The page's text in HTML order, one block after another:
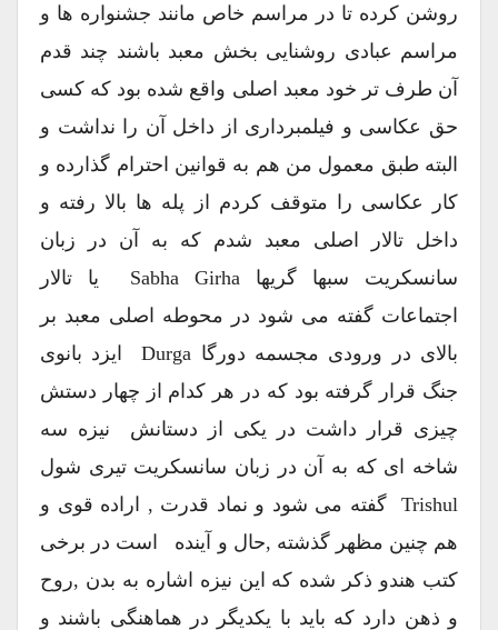
روشن کرده تا در مراسم خاص مانند جشنواره ها و
مراسم عبادی روشنایی بخش معبد باشند چند قدم
آن طرف تر خود معبد اصلی واقع شده بود که کسی
حق عکاسی و فیلمبرداری از داخل آن را نداشت و
البته طبق معمول من هم به قوانین احترام گذارده و
کار عکاسی را متوقف کردم از پله ها بالا رفته و
داخل تالار اصلی معبد شدم که به آن در زبان
سانسکریت سبها گریها Sabha Girha یا تالار
اجتماعات گفته می شود در محوطه اصلی معبد بر
بالای در ورودی مجسمه دورگا Durga ایزد بانوی
جنگ قرار گرفته بود که در هر کدام از چهار دستش
چیزی قرار داشت در یکی از دستانش نیزه سه
شاخه ای که به آن در زبان سانسکریت تیری شول
Trishul گفته می شود و نماد قدرت , اراده قوی و
هم چنین مظهر گذشته ,حال و آینده است در برخی
کتب هندو ذکر شده که این نیزه اشاره به بدن ,روح
و ذهن دارد که باید با یکدیگر در هماهنگی باشند و